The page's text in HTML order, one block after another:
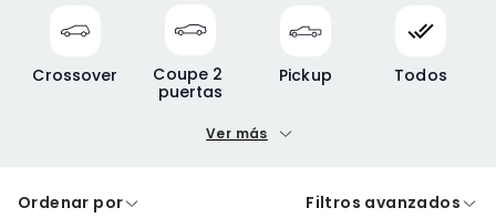
Crossover
Coupe 2
puertas
Pickup Todos
Precio máximo
A crédito De contado
Ver más
Ordenar por Filtros avanzados